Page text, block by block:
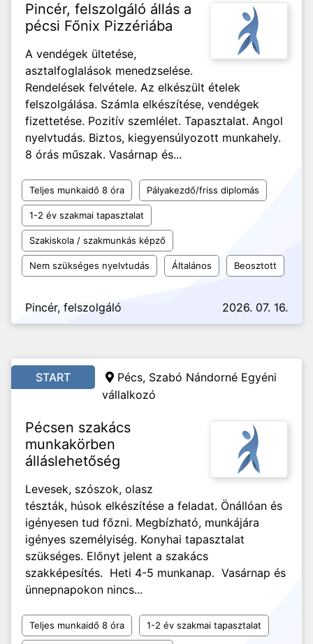
Pincér, felszolgáló állás a
pécsi Főnix Pizzériába
A vendégek ültetése,
asztalfoglalások menedzselése.
Rendelések felvétele. Az elkészült ételek
felszolgálása. Számla elkészítése, vendégek
fizettetése. Pozitív szemlélet. Tapasztalat. Angol
nyelvtudás. Biztos, kiegyensúlyozott munkahely.
8 órás műszak. Vasárnap és...
Teljes munkaidő 8 óra Pályakezdő/friss diplomás
1-2 év szakmai tapasztalat
Szakiskola / szakmunkás képző
Nem szükséges nyelvtudás Általános Beosztott
Pincér, felszolgáló 2026. 07. 16.
START
Pécs, Szabó Nándorné Egyéni
vállalkozó
Pécsen szakács
munkakörben
álláslehetőség
Levesek, szószok, olasz
tészták, húsok elkészítése a feladat. Önállóan és
igényesen tud főzni. Megbízható, munkájára
igényes személyiség. Konyhai tapasztalat
szükséges. Előnyt jelent a szakács
szakképesítés. Heti 4-5 munkanap. Vasárnap és
ünnepnapokon nincs...
Teljes munkaidő 8 óra 1-2 év szakmai tapasztalat